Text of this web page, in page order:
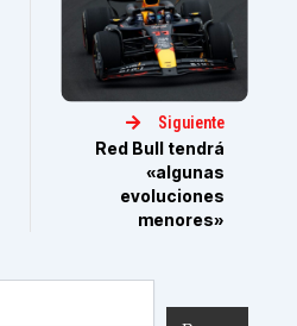
Siguiente
Red Bull tendrá
«algunas
evoluciones
menores»